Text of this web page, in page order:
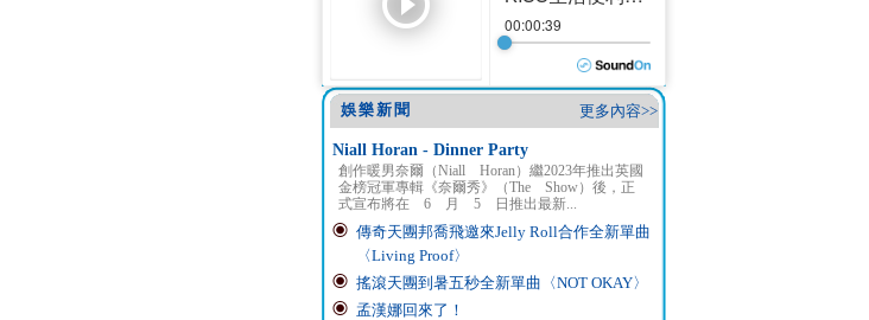
更多內容>>
娛樂新聞
Niall Horan - Dinner Party
創作暖男奈爾（Niall Horan）繼2023年推出英國
金榜冠軍專輯《奈爾秀》（The Show）後，正
式宣布將在 6 月 5 日推出最新...
傳奇天團邦喬飛邀來Jelly Roll合作全新單曲
〈Living Proof〉
搖滾天團到暑五秒全新單曲〈NOT OKAY〉
孟漢娜回來了！